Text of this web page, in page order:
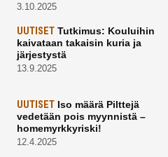
3.10.2025
UUTISETTutkimus: Kouluihin
kaivataan takaisin kuria ja
järjestystä
13.9.2025
UUTISETIso määrä Pilttejä
vedetään pois myynnistä –
homemyrkkyriski!
12.4.2025